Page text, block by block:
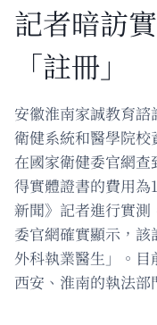
記者暗訪
「註冊」
安徽淮南家誠教育
衛健系統和醫學院校
在國家衛健委官網
得實體證書的費用為
新聞》記者進行實
委官網確實顯示，
外科執業醫生」。
西安、淮南的執法部